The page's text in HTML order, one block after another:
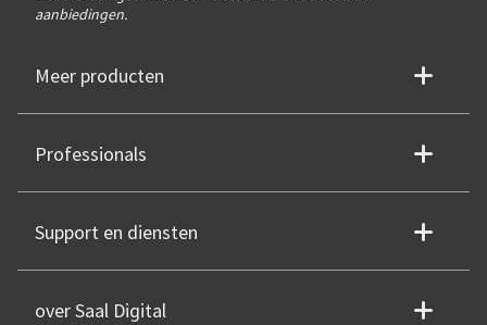
aanbiedingen.
Meer producten
Professionals
Support en diensten
over Saal Digital